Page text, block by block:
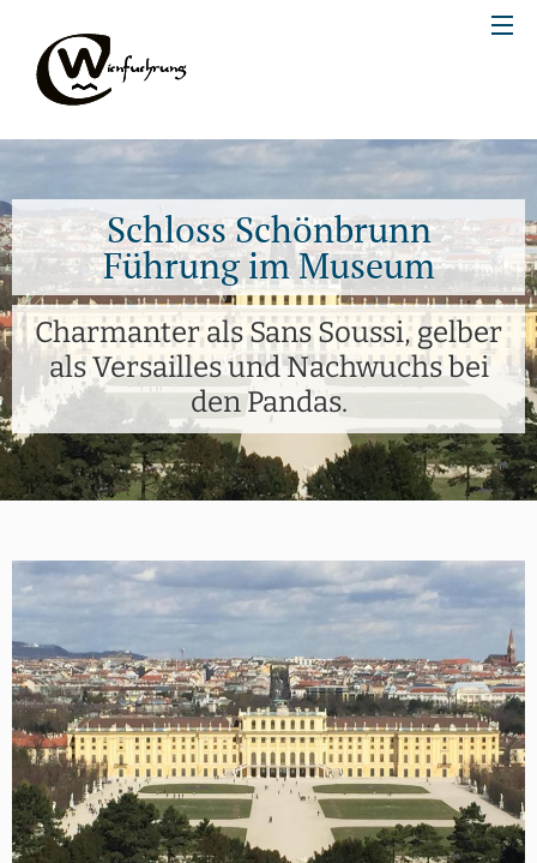
Schloss Schönbrunn
Führung im Museum
Charmanter als Sans Soussi, gelber
als Versailles und Nachwuchs bei
den Pandas.